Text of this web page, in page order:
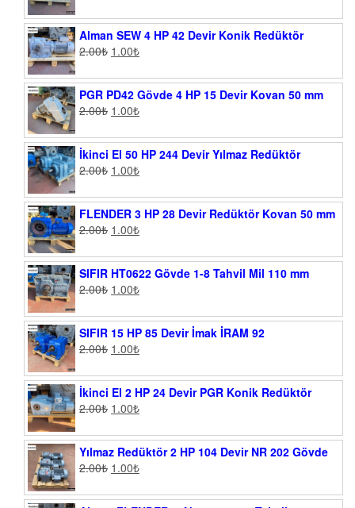
Alman SEW 4 HP 42 Devir Konik Redüktör
2.00₺ 1.00₺
PGR PD42 Gövde 4 HP 15 Devir Kovan 50 mm
2.00₺ 1.00₺
İkinci El 50 HP 244 Devir Yılmaz Redüktör
2.00₺ 1.00₺
FLENDER 3 HP 28 Devir Redüktör Kovan 50 mm
2.00₺ 1.00₺
SIFIR HT0622 Gövde 1-8 Tahvil Mil 110 mm
2.00₺ 1.00₺
SIFIR 15 HP 85 Devir İmak İRAM 92
2.00₺ 1.00₺
İkinci El 2 HP 24 Devir PGR Konik Redüktör
2.00₺ 1.00₺
Yılmaz Redüktör 2 HP 104 Devir NR 202 Gövde
2.00₺ 1.00₺